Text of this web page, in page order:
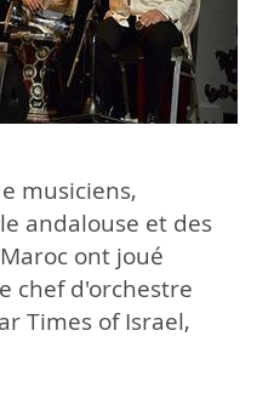
musiciens,
andalouse et des
ont joué
chef d'orchestre
Times of Israel,